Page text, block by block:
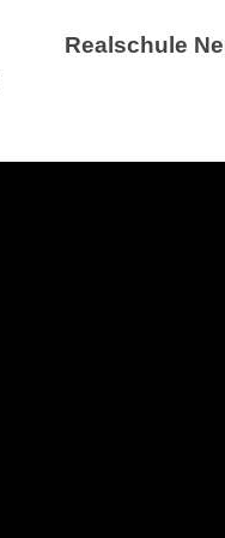
Realschule